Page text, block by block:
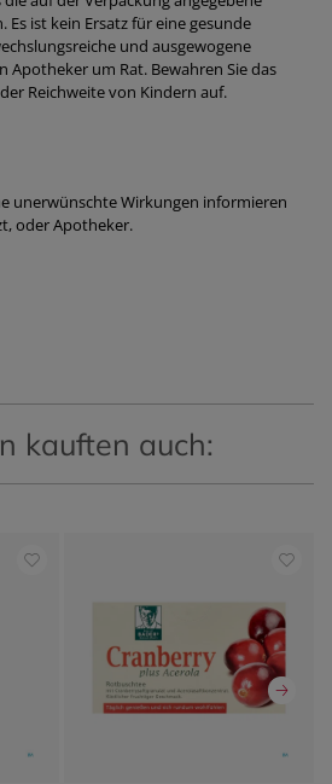
Es ist kein Ersatz für eine gesunde
und ausgewogene
Apotheker um Rat. Bewahren Sie das
Reichweite von Kindern auf.
unerwünschte Wirkungen informieren
oder Apotheker.
kauften auch: